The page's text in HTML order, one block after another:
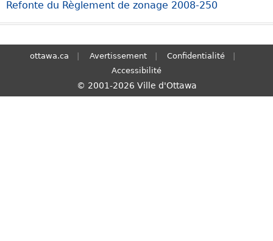
a
r
Refonte du Règlement de zonage 2008-250
ottawa.ca Avertissement
Confidentialité
Accessibilité
© 2001-2026 Ville d'Ottawa